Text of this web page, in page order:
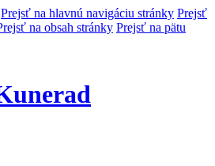
Prejsť na hlavnú navigáciu stránky Prejsť
na obsah stránky Prejsť na pätu